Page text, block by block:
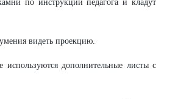
по инструкции педагога и кладут
видеть проекцию.
дополнительные листы с